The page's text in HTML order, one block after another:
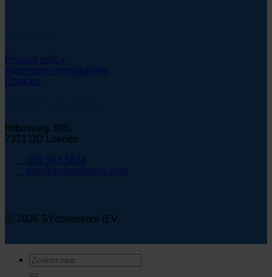
Privacy policy
Algemene voorwaarden
Cookies
Imbosweg 30B,
7371 DD Loenen
085 303 5838
info@sycommerce.com
ⓒ 2026 SYcommerce B.V.
Zoeken
naar: